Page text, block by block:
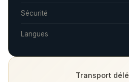
Sécurité
Langues
Transport